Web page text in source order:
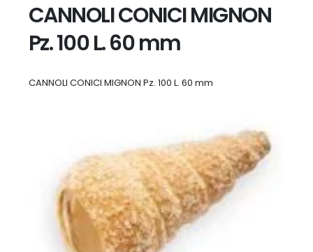
CANNOLI CONICI MIGNON
Pz. 100 L. 60 mm
CANNOLI CONICI MIGNON Pz. 100 L. 60 mm